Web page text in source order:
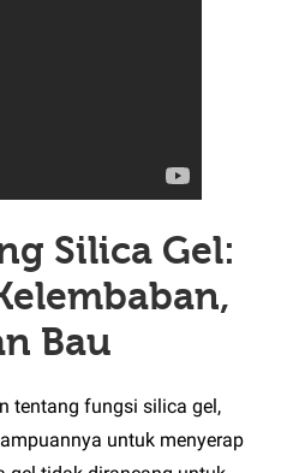
Silica Gel:
Bau
tentang fungsi silica gel,
untuk menyerap